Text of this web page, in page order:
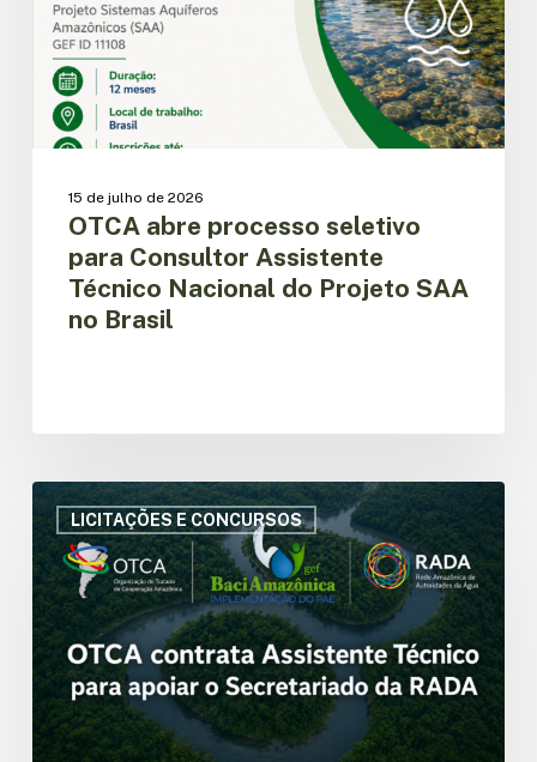
Técnico
Nacional
do
Projeto
SAA
15 de julho de 2026
OTCA abre processo seletivo
para Consultor Assistente
Técnico Nacional do Projeto SAA
no Brasil
LICITAÇÕES E CONCURSOS
OTCA
contrata
Assistente
Técnico
para
apoio
ao
Secretariado
Rede
Amazônica